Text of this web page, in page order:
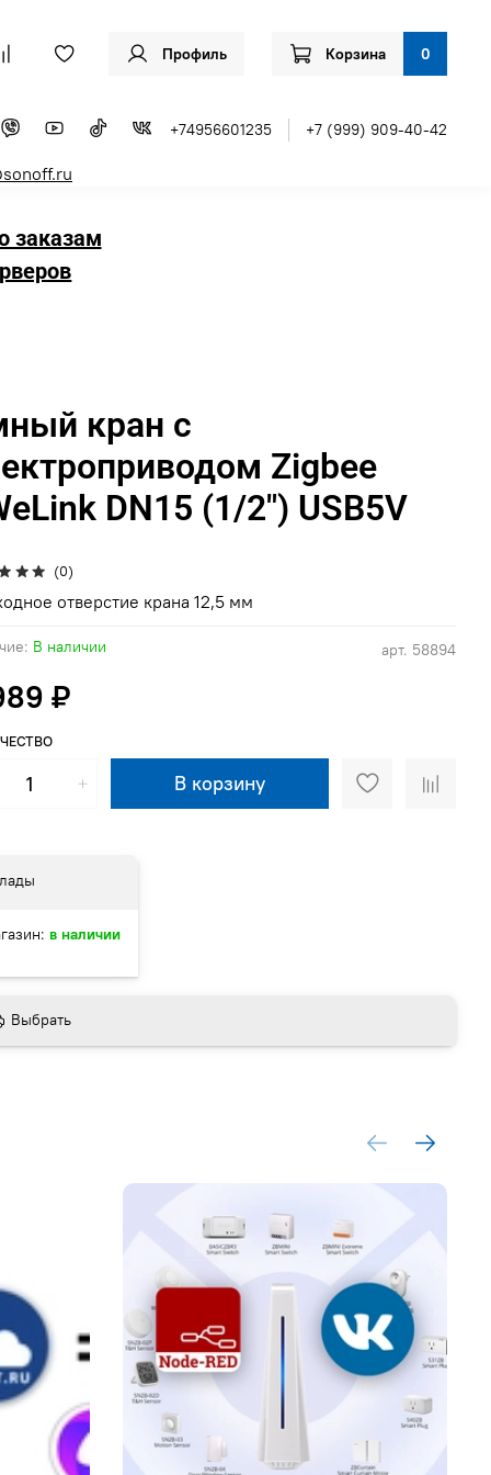
Профиль Корзина 0
+74956601235 +7 (999) 909-40-42
заказам
(0)
арт. 58894
В наличии
кран с
Zigbee
DN15 (1/2") USB5V
₽
В корзину
отверстие крана 12,5 мм
в наличии
Выбрать